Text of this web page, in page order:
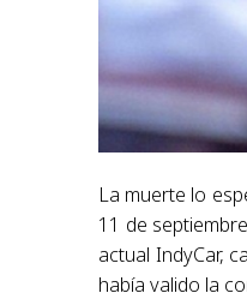
La muerte lo
11 de
actual IndyCar,
había valido la